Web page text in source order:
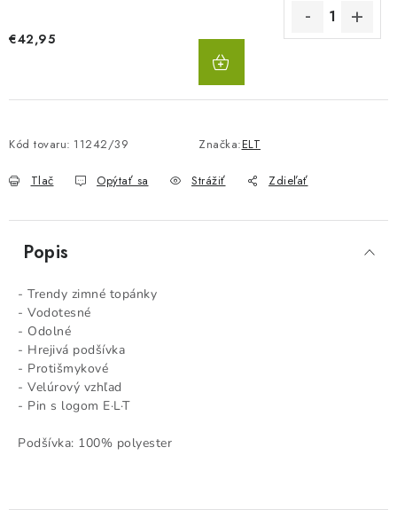
€42,95
Kód tovaru: 11242/39 Značka:ELT
Tlač Opýtať sa Strážiť Zdieľať
Popis
- Trendy zimné topánky
- Vodotesné
- Odolné
- Hrejivá podšívka
- Protišmykové
- Velúrový vzhľad
- Pin s logom E·L·T
Podšívka: 100% polyester